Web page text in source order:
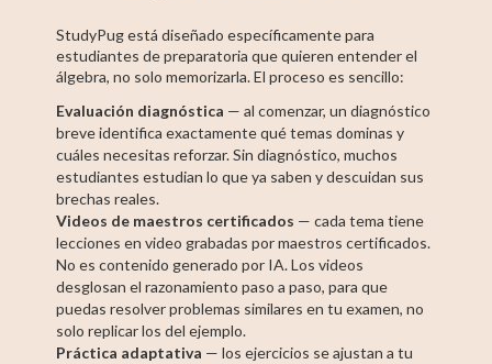
StudyPug está diseñado específicamente para
estudiantes de preparatoria que quieren entender el
álgebra, no solo memorizarla. El proceso es sencillo:
Evaluación diagnóstica — al comenzar, un diagnóstico
breve identifica exactamente qué temas dominas y
cuáles necesitas reforzar. Sin diagnóstico, muchos
estudiantes estudian lo que ya saben y descuidan sus
brechas reales.
Videos de maestros certificados — cada tema tiene
lecciones en video grabadas por maestros certificados.
No es contenido generado por IA. Los videos
desglosan el razonamiento paso a paso, para que
puedas resolver problemas similares en tu examen, no
solo replicar los del ejemplo.
Práctica adaptativa — los ejercicios se ajustan a tu